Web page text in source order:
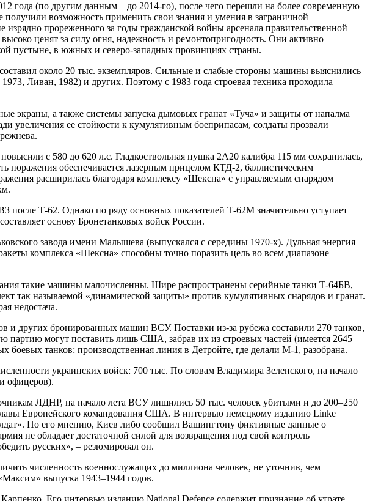
года (по другим данным – до 2014-го), после чего перешли на более современную
возможность применить свои знания и умения в заграничной
прореженного за годы гражданской войны арсенала правительственной
ценят за силу огня, надежность и ремонтопригодность. Они активно
пустыне, в южных и северо-западных провинциях страны.
около 20 тыс. экземпляров. Сильные и слабые стороны машины выяснились
Ливан, 1982) и других. Поэтому с 1983 года строевая техника проходила
экраны, а также системы запуска дымовых гранат «Туча» и защиты от напалма
ее стойкости к кумулятивным боеприпасам, солдаты прозвали
с 580 до 620 л.с. Гладкоствольная пушка 2А20 калибра 115 мм сохранилась,
поражения обеспечивается лазерным прицелом КТД-2, баллистическим
расширилась благодаря комплексу «Шексна» с управляемым снарядом
Т-62. Однако по ряду основных показателей Т-62М значительно уступает
основу Бронетанковых войск России.
завода имени Малышева (выпускался с середины 1970-х). Дульная энергия
комплекса «Шексна» способны точно поразить цель во всем диапазоне
такие машины малочисленны. Шире распространены серийные танки Т-64БВ,
так называемой «динамической защиты» против кумулятивных снарядов и гранат.
недостача.
других бронированных машин ВСУ. Поставки из-за рубежа составили 270 танков,
могут поставить лишь США, забрав их из строевых частей (имеется 2645
танков: производственная линия в Детройте, где делали М-1, разобрана.
украинских войск: 700 тыс. По словам Владимира Зеленского, на начало
офицеров).
ЛДНР, на начало лета ВСУ лишились 50 тыс. человек убитыми и до 200–250
Европейского командования США. В интервью немецкому изданию Linke
По его мнению, Киев либо сообщил Вашингтону фиктивные данные о
не обладает достаточной силой для возвращения под свой контроль
русских», – резюмировал он.
численность военнослужащих до миллиона человек, не уточнив, чем
выпуска 1943–1944 годов.